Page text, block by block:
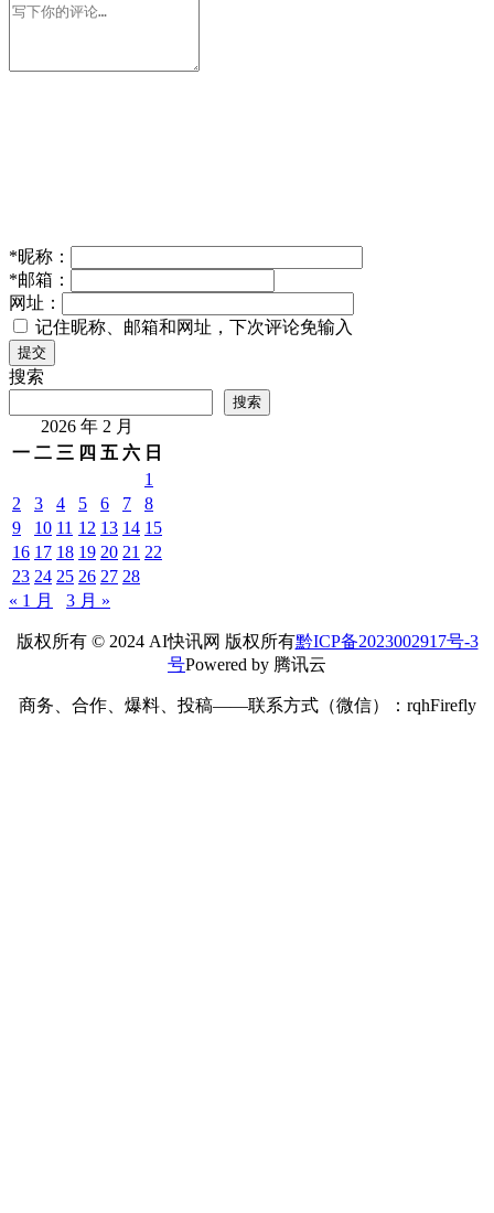
*昵称：
*邮箱：
网址：
记住昵称、邮箱和网址，下次评论免输入
提交
搜索
搜索
2026 年 2 月
一 二 三 四 五 六 日
1
2
3 4 5 6 7
8
9
10 11 12 13 14 15
16 17 18 19 20 21 22
23 24 25 26 27 28
« 1 月
3 月 »
版权所有 © 2024 AI快讯网 版权所有黔ICP备2023002917号-3
号Powered by 腾讯云
商务、合作、爆料、投稿——联系方式（微信）：rqhFirefly